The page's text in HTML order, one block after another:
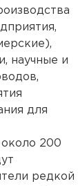
научные и
для
около 200
редкой